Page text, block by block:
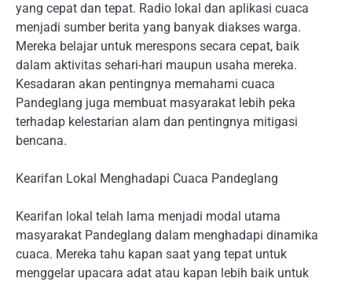
yang cepat dan tepat. Radio lokal dan aplikasi cuaca
menjadi sumber berita yang banyak diakses warga.
Mereka belajar untuk merespons secara cepat, baik
dalam aktivitas sehari-hari maupun usaha mereka.
Kesadaran akan pentingnya memahami cuaca
Pandeglang juga membuat masyarakat lebih peka
terhadap kelestarian alam dan pentingnya mitigasi
bencana.
Kearifan Lokal Menghadapi Cuaca Pandeglang
Kearifan lokal telah lama menjadi modal utama
masyarakat Pandeglang dalam menghadapi dinamika
cuaca. Mereka tahu kapan saat yang tepat untuk
menggelar upacara adat atau kapan lebih baik untuk